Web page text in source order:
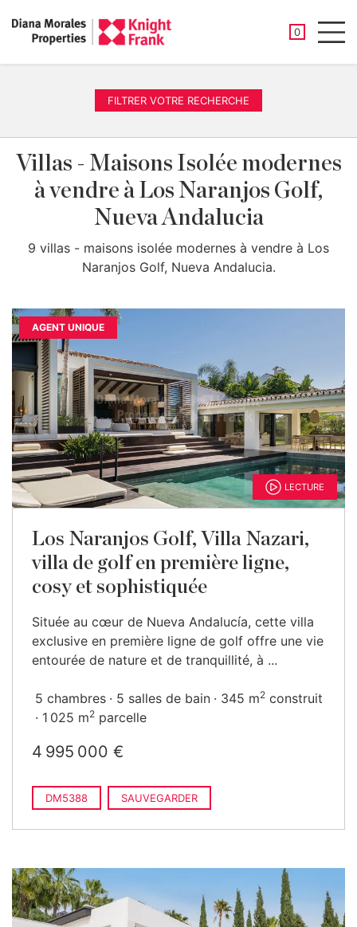
0
FILTRER VOTRE RECHERCHE
Villas - Maisons Isolée modernes
à vendre à Los Naranjos Golf,
Nueva Andalucia
9 villas - maisons isolée modernes à vendre à Los
Naranjos Golf, Nueva Andalucia.
AGENT UNIQUE
LECTURE
Los Naranjos Golf, Villa Nazari,
villa de golf en première ligne,
cosy et sophistiquée
Située au cœur de Nueva Andalucía, cette villa
exclusive en première ligne de golf offre une vie
entourée de nature et de tranquillité, à ...
5 chambres 5 salles de bain 345 m2 construit
1 025 m2 parcelle
4 995 000 €
DM5388 SAUVEGARDER